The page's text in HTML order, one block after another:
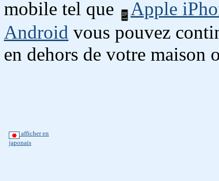
mobile tel que
Apple
Android vous pouvez
en dehors de votre maison
afficher en
japonais